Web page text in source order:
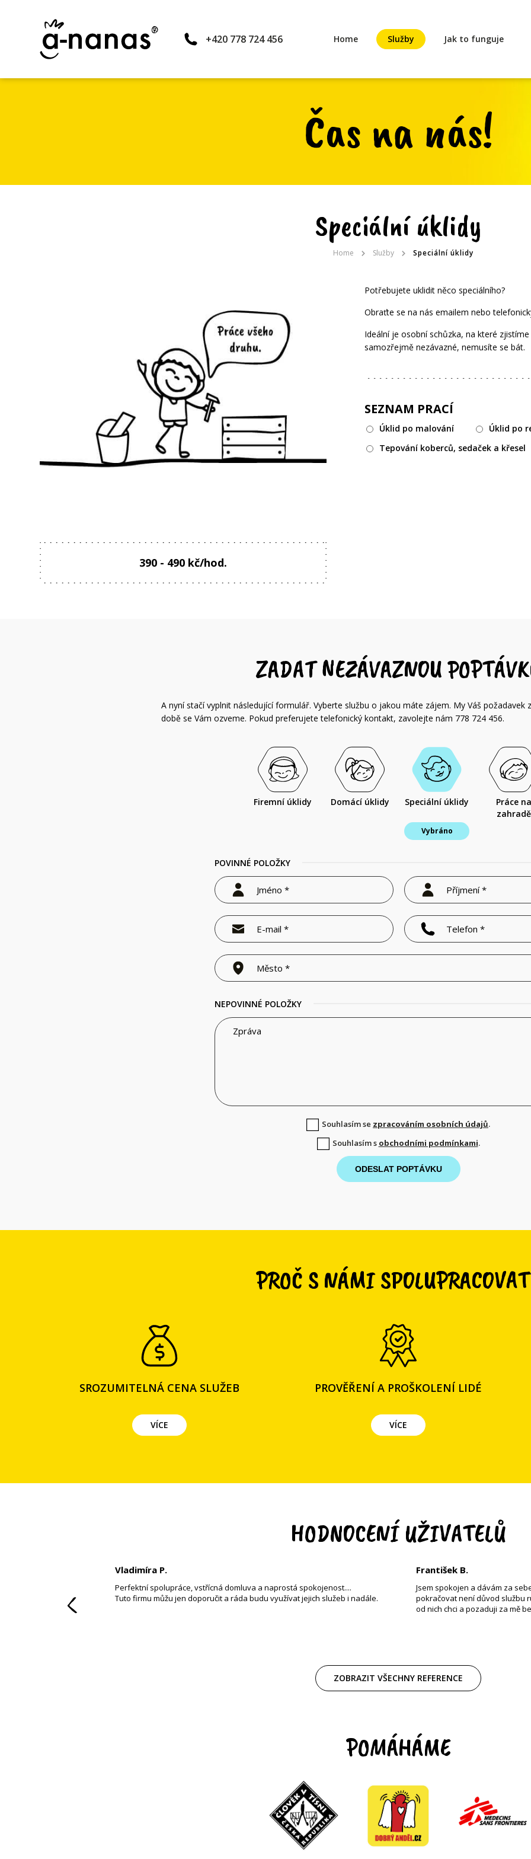
+420 778 724 456 Home Služby Jak to funguje
Čas na nás!
Speciální úklidy
Home Služby Speciální úklidy
390 - 490 kč/hod.
Potřebujete uklidit něco speciálního?
Obraťte se na nás emailem nebo
Ideální je osobní schůzka, na které
samozřejmě nezávazné, nemusíte se bát.
SEZNAM PRACÍ
Úklid po malování
Úklid po
Tepování koberců, sedaček a křesel
ZADAT NEZÁVAZNOU
A nyní stačí vyplnit následující formulář. Vyberte službu o jakou máte zájem. My Váš požadavek
době se Vám ozveme. Pokud preferujete telefonický kontakt, zavolejte nám 778 724 456.
Firemní úklidy Domácí úklidy Speciální úklidy
Vybráno
Práce na
zahradě
POVINNÉ POLOŽKY
NEPOVINNÉ POLOŽKY
Souhlasím se zpracováním osobních údajů.
Souhlasím s obchodními podmínkami.
ODESLAT POPTÁVKU
PROČ S NÁMI
SROZUMITELNÁ CENA SLUŽEB
VÍCE
PROVĚŘENÍ A PROŠKOLENÍ LIDÉ
VÍCE
HODNOCENÍ UŽIVATELŮ
Vladimíra P.
Perfektní spolupráce, vstřícná domluva a naprostá spokojenost....
Tuto firmu můžu jen doporučit a ráda budu využívat jejich služeb i nadále.
František B.
Jsem spokojen a dávám za
pokračovat není důvod službu
od nich chci a pozaduji za mě
ZOBRAZIT VŠECHNY REFERENCE
POMÁHÁME